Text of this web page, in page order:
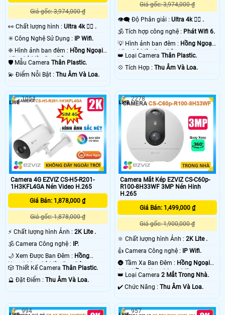
Giá gốc: 3,974,000 ₫
️👀 Chất lượng hình : Ultra 4k 👍🏾 .
✳️ Công Nghệ Sử Dụng :
IP Wifi.
❈ Hình ảnh ban đêm : Hồng Ngoại
15m Có Màu Ban Ðêm.
🛡 Mẫu Camera Thân Plastic.
️💫 Điểm Nỗi Bật : Thu Âm Và Loa.
Giá gốc: 3,974,000 ₫
👁️‍🗨 Độ Phân giải :Ultra 4k 👍🏾 .
🕉️ Tích hợp công nghệ : Phát Wifi 6.
💡 Hình ảnh ban đêm : Hồng Ngoại
15m Có Màu Ban Ðêm.
👑 Loại CameraThân Plastic.
️💠 Tích Hợp :Thu Âm Và Loa.
Camera 4G EZVIZ CS-H5-R201-
1H3KFL4GA Nén Video H.265
Giá Bán: 1,878,000 ₫
Giá gốc: 1,878,000 ₫
️⚡ Chất lượng hình Ảnh : 2K Lite .
🕉️ Camera Công nghệ :
IP.
🌙 Xem Được Ban Đêm : Hồng
Ngoại 30m Có Màu Ban Ðêm.
🎲 Thiết Kế Camera Thân Plastic.
️🔮 Đặt Điểm : Thu Âm Và Loa.
1054
Camera Mắt Kép EZVIZ CS-C60p-
R100-8H33WF 3MP Nén Hinh
H.265
Giá Bán: 1,499,000 ₫
Giá gốc: 1,900,000 ₫
🔆 Chất lượng hình Ảnh :2K Lite .
👍 Camera Công nghệ :
IP Wifi.
🌚 Tầm Xa Ban Đêm : Hồng Ngoại
10m Hồng Ngoại Smart IR.
👑 Loại Camera2 Mắt Trong Nhà.
️✔️ Chức Năng :Thu Âm Và Loa.
2278
994 957